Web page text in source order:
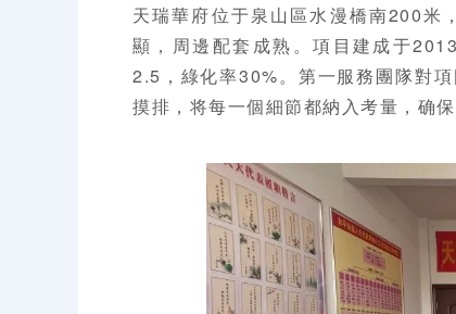
天瑞華府位于泉山區水漫橋南200米
顯，周邊配套成熟。項目建成于
2.5，綠化率30%。第一服務團隊對
摸排，将每一個細節都納入考量，确